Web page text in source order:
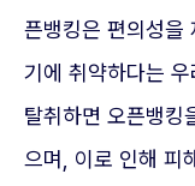
픈뱅킹은 편의성을
기에 취약하다는
탈취하면 오픈뱅킹
으며, 이로 인해 피